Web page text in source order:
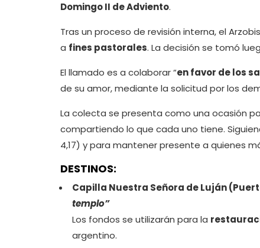
Domingo II de Adviento.
Tras un proceso de revisión interna, el
a fines pastorales. La decisión se tomó
El llamado es a colaborar “en favor de los
de su amor, mediante la solicitud por los
La colecta se presenta como una ocasión
compartiendo lo que cada uno tiene.
4,17) y para mantener presente a quienes
DESTINOS:
Capilla Nuestra Señora de Luján
templo”
Los fondos se utilizarán para la
argentino.